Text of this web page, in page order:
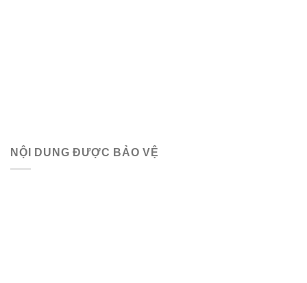
NỘI DUNG ĐƯỢC BẢO VỆ